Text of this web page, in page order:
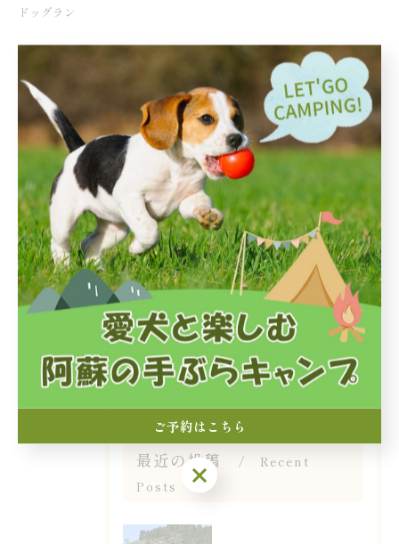
ドッグラン
次のページ >
カテゴリー
全てのカテゴリー
ドッグラン
シャワー
自然
設備
カフェ
最近の投稿
Recent
Posts
ご予約はこちら
ご予約はこちら